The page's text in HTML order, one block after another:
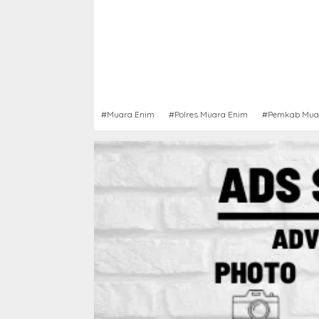
#Muara Enim #Polres Muara Enim #Pemkab